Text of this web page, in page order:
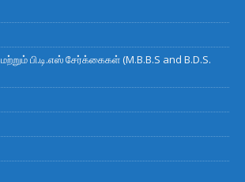
மற்றும் பி.டி.எஸ் சேர்க்கைகள் (M.B.B.S and B.D.S.